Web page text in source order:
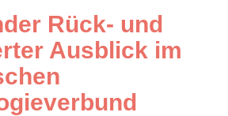
Rück- und
Ausblick im